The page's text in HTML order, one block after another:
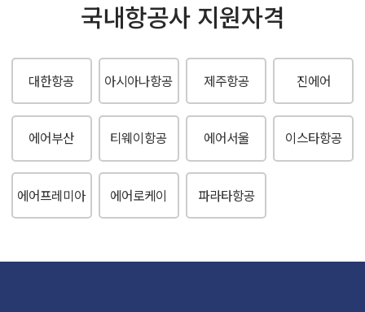
국내항공사 지원자격
대한항공 아시아나항공 제주항공 진에어
에어부산 티웨이항공 에어서울 이스타항공
에어프레미아 에어로케이 파라타항공